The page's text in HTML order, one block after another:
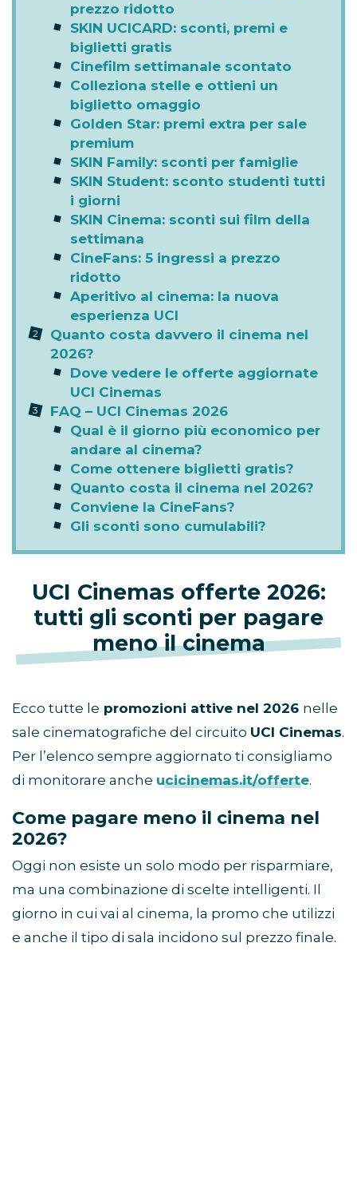
prezzo ridotto
SKIN UCICARD: sconti, premi e
biglietti gratis
Cinefilm settimanale scontato
Colleziona stelle e ottieni un
biglietto omaggio
Golden Star: premi extra per sale
premium
SKIN Family: sconti per famiglie
SKIN Student: sconto studenti tutti
i giorni
SKIN Cinema: sconti sui film della
settimana
CineFans: 5 ingressi a prezzo
ridotto
Aperitivo al cinema: la nuova
esperienza UCI
Quanto costa davvero il cinema nel
2026?
Dove vedere le offerte aggiornate
UCI Cinemas
FAQ – UCI Cinemas 2026
Qual è il giorno più economico per
andare al cinema?
Come ottenere biglietti gratis?
Quanto costa il cinema nel 2026?
Conviene la CineFans?
Gli sconti sono cumulabili?
UCI Cinemas offerte 2026:
tutti gli sconti per pagare
meno il cinema
Ecco tutte le promozioni attive nel 2026 nelle
sale cinematografiche del circuito UCI Cinemas.
Per l’elenco sempre aggiornato ti consigliamo
di monitorare anche ucicinemas.it/offerte.
Come pagare meno il cinema nel
2026?
Oggi non esiste un solo modo per risparmiare,
ma una combinazione di scelte intelligenti. Il
giorno in cui vai al cinema, la promo che utilizzi
e anche il tipo di sala incidono sul prezzo finale.